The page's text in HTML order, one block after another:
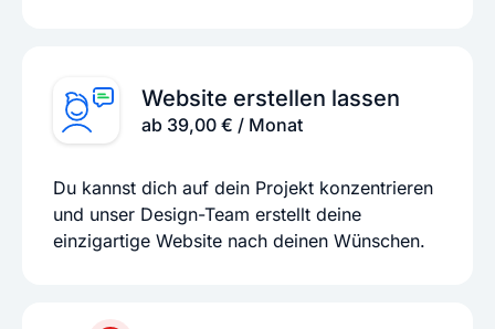
Website erstellen lassen
ab 39,00 € / Monat
Du kannst dich auf dein Projekt konzentrieren
und unser Design-Team erstellt deine
einzigartige Website nach deinen Wünschen.